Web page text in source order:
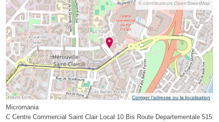
© contributeurs OpenStreetMap
Corriger l’adresse ou la localisation
Micromania
C Centre Commercial Saint Clair Local 10 Bis Route Departementale 515